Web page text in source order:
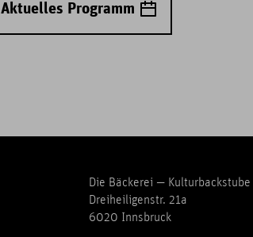
Aktuelles Programm
Die Bäckerei — Kulturbackstube
Dreiheiligenstr. 21a
6020 Innsbruck